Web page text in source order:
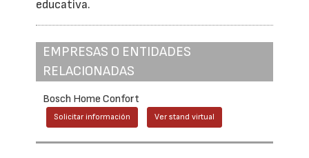
educativa.
EMPRESAS O ENTIDADES
RELACIONADAS
Bosch Home Confort
Solicitar información Ver stand virtual